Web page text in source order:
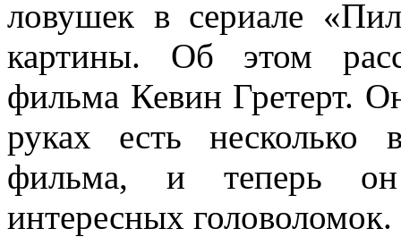
ловушек в сериале
картины. Об этом
фильма Кевин Гретерт.
руках есть несколько
фильма, и теперь
интересных головоломок.